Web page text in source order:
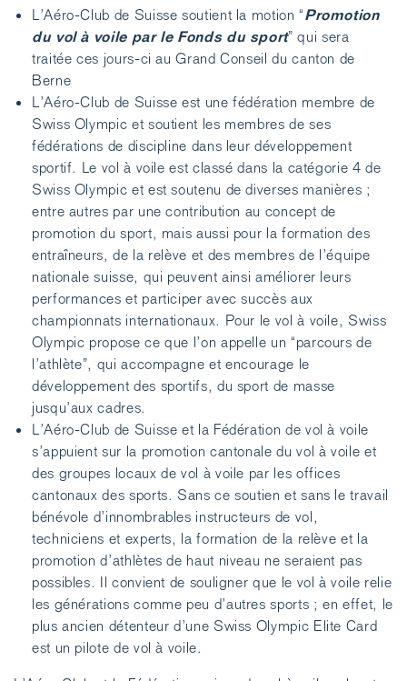
L’Aéro-Club de Suisse soutient la motion “Promotion
du vol à voile par le Fonds du sport” qui sera
traitée ces jours-ci au Grand Conseil du canton de
Berne
L’Aéro-Club de Suisse est une fédération membre de
Swiss Olympic et soutient les membres de ses
fédérations de discipline dans leur développement
sportif. Le vol à voile est classé dans la catégorie 4 de
Swiss Olympic et est soutenu de diverses manières ;
entre autres par une contribution au concept de
promotion du sport, mais aussi pour la formation des
entraîneurs, de la relève et des membres de l’équipe
nationale suisse, qui peuvent ainsi améliorer leurs
performances et participer avec succès aux
championnats internationaux. Pour le vol à voile, Swiss
Olympic propose ce que l’on appelle un “parcours de
l’athlète”, qui accompagne et encourage le
développement des sportifs, du sport de masse
jusqu’aux cadres.
L’Aéro-Club de Suisse et la Fédération de vol à voile
s’appuient sur la promotion cantonale du vol à voile et
des groupes locaux de vol à voile par les offices
cantonaux des sports. Sans ce soutien et sans le travail
bénévole d’innombrables instructeurs de vol,
techniciens et experts, la formation de la relève et la
promotion d’athlètes de haut niveau ne seraient pas
possibles. Il convient de souligner que le vol à voile relie
les générations comme peu d’autres sports ; en effet, le
plus ancien détenteur d’une Swiss Olympic Elite Card
est un pilote de vol à voile.